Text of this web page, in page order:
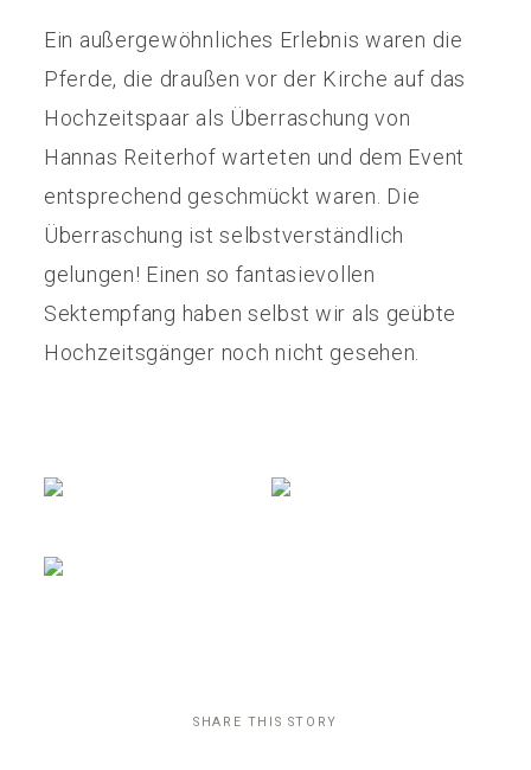
Ein außergewöhnliches Erlebnis waren die
Pferde, die draußen vor der Kirche auf das
Hochzeitspaar als Überraschung von
Hannas Reiterhof warteten und dem Event
entsprechend geschmückt waren. Die
Überraschung ist selbstverständlich
gelungen! Einen so fantasievollen
Sektempfang haben selbst wir als geübte
Hochzeitsgänger noch nicht gesehen.
SHARE THIS STORY